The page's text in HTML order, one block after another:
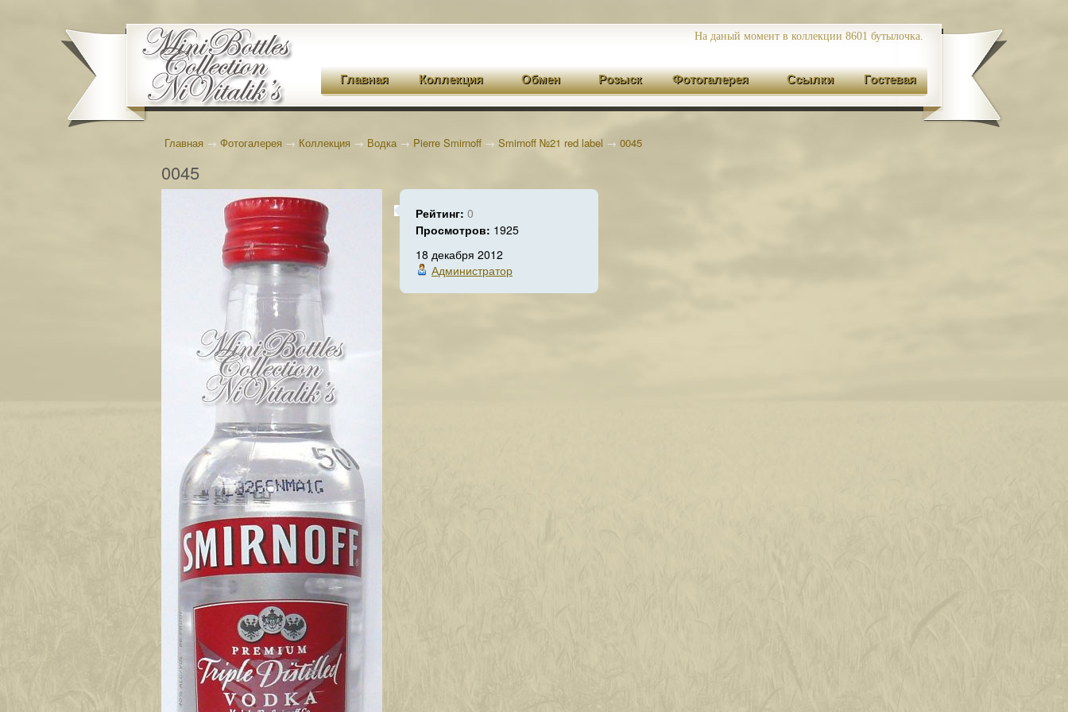
На даный момент в коллекции 8601 бутылочка.
Главная Коллекция Обмен Розыск Фотогалерея Ссылки Гостевая
Главная → Фотогалерея → Коллекция → Водка→ Pierre Smirnoff → Smirnoff №21 red label → 0045
0045
Рейтинг: 0
Просмотров: 1925
18 декабря 2012
Администратор